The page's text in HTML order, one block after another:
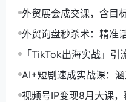
玩法、24小时自动盈利
外贸展会成交课，含目
交，系统化SOP提升参展
外贸询盘秒杀术：精准
月询盘转化率提升200%
「TikTok出海实战」
单月变现10万+秘籍
AI+短剧速成实战课：
现，单部剧收益破万
视频号IP变现8月大课